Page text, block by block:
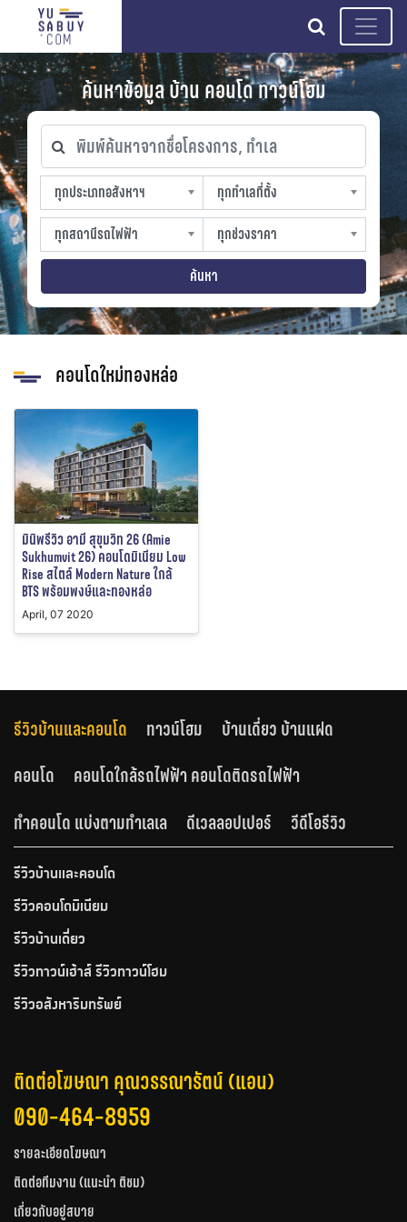
search
ค้นหาข้อมูล บ้าน คอนโด ทาวน์โฮม
พิมพ์ค้นหาจากชื่อโครงการ, ทำเล
ทุกประเภทอสังหาฯ
ทุกประเภทอสังหาฯ
sproperty
ทุกทำเลที่ตั้ง
ทุกทำเลที่ตั้ง
slocation
ทุกสถานีรถไฟฟ้า
ทุกสถานีรถไฟฟ้า
strain-station
ทุกช่วงราคา
ทุกช่วงราคา
sprice
ค้นหา
คอนโดใหม่ทองหล่อ
มินิพรีวิว อามี สุขุมวิท 26 (Amie
Sukhumvit 26) คอนโดมิเนียม Low
Rise สไตล์ Modern Nature ใกล้
BTS พร้อมพงษ์และทองหล่อ
April, 07 2020
รีวิวบ้านและคอนโด ทาวน์โฮม
บ้านเดี่ยว บ้านแฝด
คอนโด
คอนโดใกล้รถไฟฟ้า คอนโดติดรถไฟฟ้า
ทำคอนโด แบ่งตามทำเลเล
ดีเวลลอปเปอร์ วีดีโอรีวิว
รีวิวบ้านและคอนโด
รีวิวคอนโดมิเนียม
รีวิวบ้านเดี่ยว
รีวิวทาวน์เฮ้าส์ รีวิวทาวน์โฮม
รีวิวอสังหาริมทรัพย์
ติดต่อโฆษณา คุณวรรณารัตน์ (แอน)
090-464-8959
รายละเอียดโฆษณา
ติดต่อทีมงาน (แนะนำ ติชม)
เกี่ยวกับอยู่สบาย